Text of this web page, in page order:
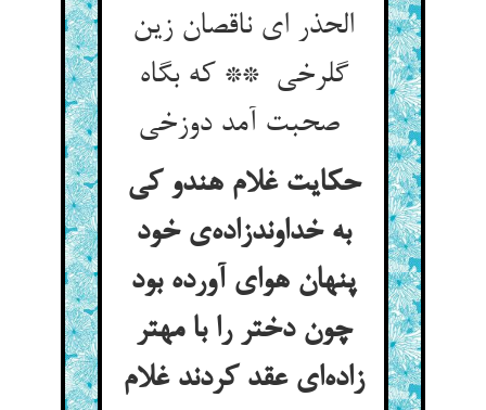
الحذر ای ناقصان زین
گلرخی ** که بگاه
حکایت غلام هندو کی
به خداوندزاده‌ی خود
پنهان هوای آورده بود
چون دختر را با مهتر
زاده‌ای عقد کردند غلام